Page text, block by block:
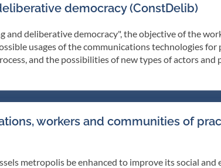
democracy (ConstDelib)
deliberative democracy", the objective of the
usages of the communications technologies for
and the possibilities of new types of actors and
workers and communities of
metropolis be enhanced to improve its social and